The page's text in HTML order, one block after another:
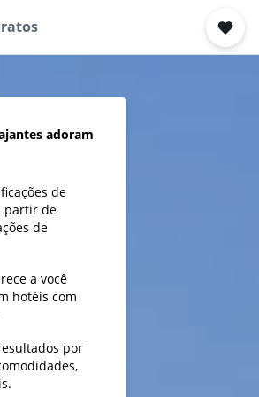
adoram
de
partir de
de
a você
hotéis com
por